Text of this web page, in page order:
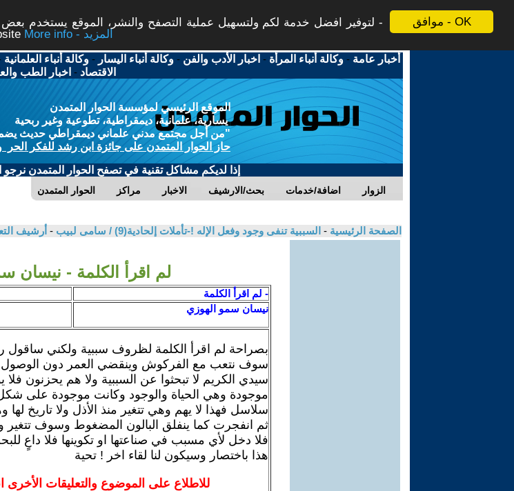
موافق - OK
لتوفير افضل خدمة لكم ولتسهيل عملية التصفح والنشر، الموقع يستخدم
More info - المزيد
أخبار عامة -وكالة أنباء المرأة - اخبار الأدب والفن -وكالة أنباء اليسار -وكالة أنباء العلمانية
الاقتصاد - اخبار الطب
الموقع الرئيسي لمؤسسة الحوار المتمدن
يسارية، علمانية، ديمقراطية، تطوعية وغير ربحية
"من أجل مجتمع مدني علماني ديمقراطي حديث يضمن
حاز الحوار المتمدن على جائزة ابن رشد للفكر الحر
إذا لديكم مشاكل تقنية في تصفح الحوار المتمدن نرجو
الحوار المتمدن مراكز الاخبار بحث/الارشيف اضافة/خدمات الزوار
الصفحة الرئيسية - السببية تنفى وجود وفعل الإله !-تأملات إلحادية(9) / سامى لبيب - أرشيف
لم اقرأ الكلمة - نيسان
- لم اقرأ الكلمة
نيسان سمو الهوزي
بصراحة لم اقرأ الكلمة لظروف سببية ولكني
سوف نتعب مع الفركوش وينقضي العمر دون الوصول
سيدي الكريم لا تبحثوا عن السببية ولا هم يحزنون
موجودة وهي الحياة والوجود وكانت موجودة على شكل
سلاسل فهذا لا يهم وهي تتغير منذ الأذل ولا تاريخ
ثم انفجرت كما ينفلق البالون المضغوط وسوف
فلا دخل لأي مسبب في صناعتها او تكوينها فلا داعٍ
هذا باختصار وسيكون لنا لقاء اخر ! تحية
للاطلاع على الموضوع والتعليقات الأخرى